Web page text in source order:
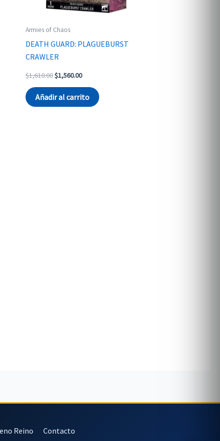
Armies of Chaos
DEATH GUARD: PLAGUEBURST
CRAWLER
$1,610.00Original
was:
$1,610.00.
$1,560.00Current
is:
$1,560.00.
Añadir al carrito
Reino Contacto